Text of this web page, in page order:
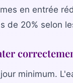
en entrée
de 20% selon
minimum.